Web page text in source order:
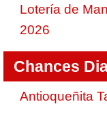
Lotería de
2026
Chances
Antioqueñita